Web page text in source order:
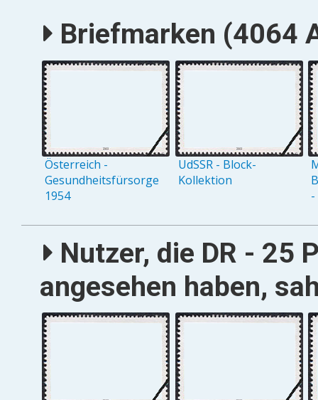
Briefmarken (4064
Österreich -
Gesundheitsfürsorge
1954
UdSSR - Block-
Kollektion
Nutzer, die DR - 25
angesehen haben,